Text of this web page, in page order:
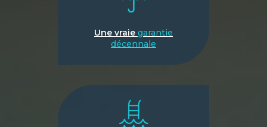
Une vraie garantie
décennale